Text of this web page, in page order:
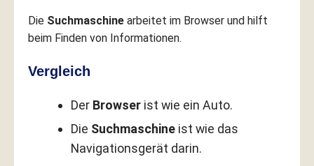
Die Suchmaschine arbeitet im Browser und hilft
beim Finden von Informationen.
Vergleich
Der Browser ist wie ein Auto.
Die Suchmaschine ist wie das
Navigationsgerät darin.